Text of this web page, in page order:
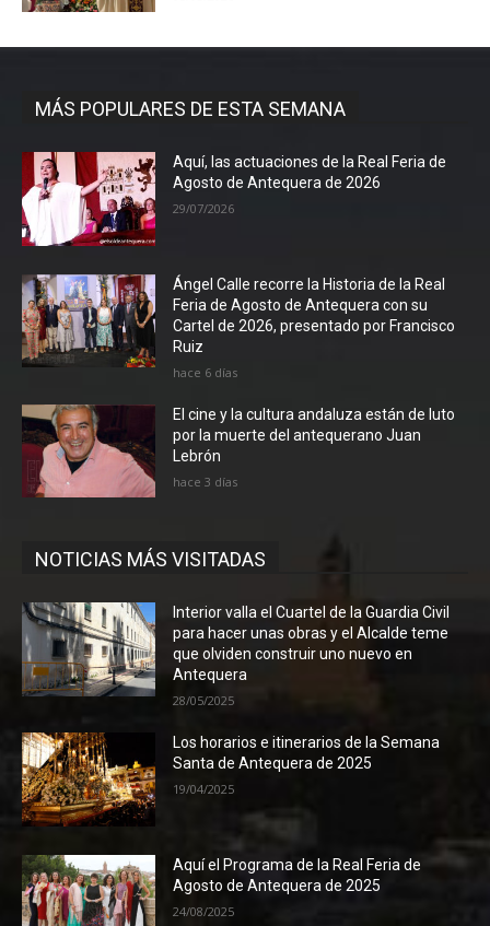
MÁS POPULARES DE ESTA SEMANA
Aquí, las actuaciones de la Real Feria de
Agosto de Antequera de 2026
29/07/2026
Ángel Calle recorre la Historia de la Real
Feria de Agosto de Antequera con su
Cartel de 2026, presentado por Francisco
Ruiz
hace 6 días
El cine y la cultura andaluza están de luto
por la muerte del antequerano Juan
Lebrón
hace 3 días
NOTICIAS MÁS VISITADAS
Interior valla el Cuartel de la Guardia Civil
para hacer unas obras y el Alcalde teme
que olviden construir uno nuevo en
Antequera
28/05/2025
Los horarios e itinerarios de la Semana
Santa de Antequera de 2025
19/04/2025
Aquí el Programa de la Real Feria de
Agosto de Antequera de 2025
24/08/2025